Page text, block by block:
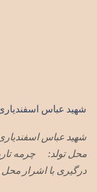
شهید عباس اسفندیاری
درگیری با اشرار